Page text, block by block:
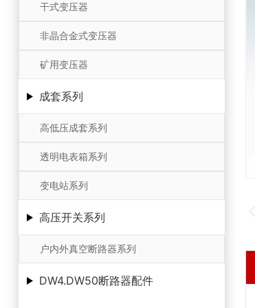
干式变压器
非晶合金式变压器
矿用变压器
成套系列
高低压成套系列
透明电表箱系列
变电站系列
高压开关系列
户内外真空断路器系列
DW4.DW50断路器配件